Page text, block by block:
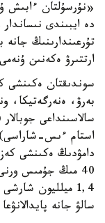
«نۇرسۇلتان ءابىش
دە ايبىندى
تۇرعىندارىنىڭ جانە
ارتتىرۋ ەكەنىن
سوندىقتان ەكىنشى
بەرۋ، ەنەرگەتيكا،
استام ءىس-شاراسى)
دامۋدىڭ ەكىنشى
سالۋ جانە